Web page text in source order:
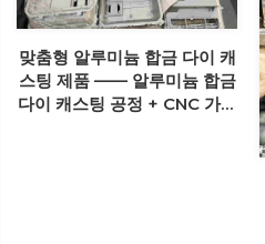
맞춤형 알루미늄 합금 다이 캐
스팅 제품 —— 알루미늄 합금
다이 캐스팅 공정 + CNC 가공